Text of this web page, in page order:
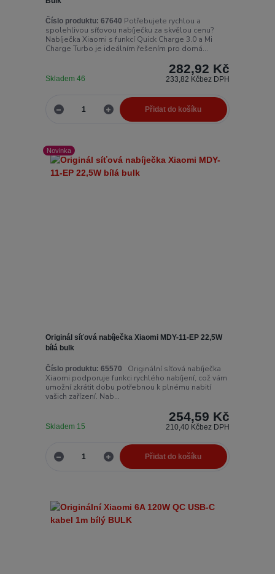
Číslo produktu: 67640 Potřebujete rychlou a
spolehlivou síťovou nabíječku za skvělou cenu?
Nabíječka Xiaomi s funkcí Quick Charge 3.0 a Mi
Charge Turbo je ideálním řešením pro domá...
282,92 Kč
233,82 Kčbez DPH
Skladem 46
Přidat do košíku
Novinka
Originál síťová nabíječka Xiaomi MDY-11-EP 22,5W
bílá bulk
Číslo produktu: 65570
Originální síťová nabíječka
Xiaomi podporuje funkci rychlého nabíjení, což vám
umožní zkrátit dobu potřebnou k plnému nabití
vašich zařízení. Nab...
254,59 Kč
210,40 Kčbez DPH
Skladem 15
Přidat do košíku